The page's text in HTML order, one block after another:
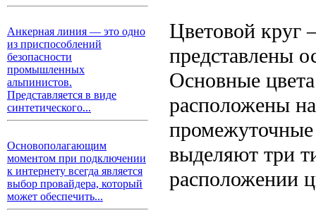
Анкерная линия — это одно
из приспособлений
безопасности
промышленных
альпинистов.
Представляется в виде
синтетического...
Основополагающим
моментом при подключении
к интернету всегда является
выбор провайдера, который
может обеспечить...
Цветовой круг
представлены
Основные
расположены
промежуточные
выделяют три
расположении